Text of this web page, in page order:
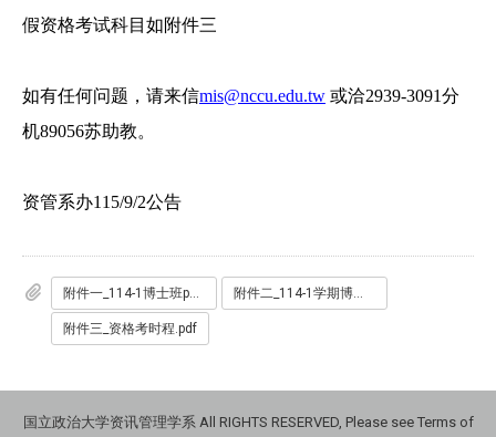
假资格考试科目如附件三
如有任何问题，请来信mis@nccu.edu.tw 或洽2939-3091分
机89056苏助教。
资管系办115/9/2公告
附件一_114-1博士班phd资格考命题范围.pdf 附件二_114-1学期博班资格考试申报单.docx
附件三_资格考时程.pdf
国立政治大学资讯管理学系 All RIGHTS RESERVED, Please see Terms of